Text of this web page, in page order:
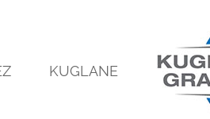
KUGLANE